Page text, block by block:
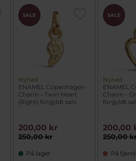
SALE
Nyhed
ENAMEL Copenhagen
Charm - Twin Heart
(Right) forgyldt sølv
250,00 kr
200,00 kr
På lager
SALE
Nyhed
ENAMEL
Charm -
forgyldt
250,00
200,00
På